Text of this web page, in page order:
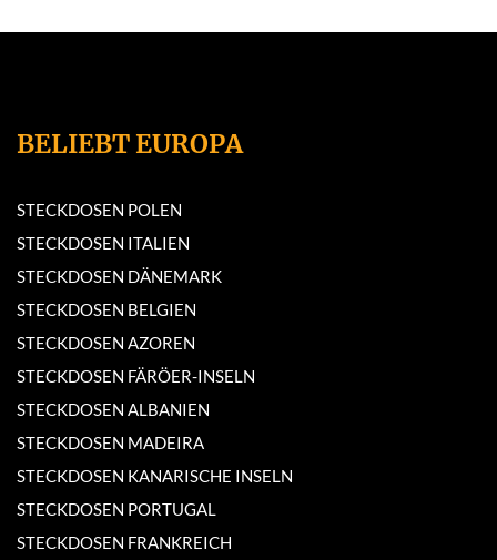
BELIEBT EUROPA
STECKDOSEN POLEN
STECKDOSEN ITALIEN
STECKDOSEN DÄNEMARK
STECKDOSEN BELGIEN
STECKDOSEN AZOREN
STECKDOSEN FÄRÖER-INSELN
STECKDOSEN ALBANIEN
STECKDOSEN MADEIRA
STECKDOSEN KANARISCHE INSELN
STECKDOSEN PORTUGAL
STECKDOSEN FRANKREICH